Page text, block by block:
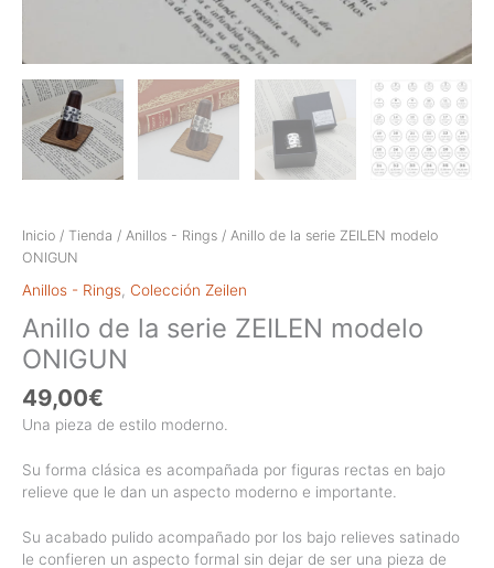
Inicio / Tienda / Anillos - Rings / Anillo de la serie ZEILEN modelo
ONIGUN
Anillos - Rings Colección Zeilen
Anillo de la serie ZEILEN modelo
ONIGUN
49,00€
Una pieza de estilo moderno.
Su forma clásica es acompañada por figuras rectas en bajo
relieve que le dan un aspecto moderno e importante.
Su acabado pulido acompañado por los bajo relieves satinado
le confieren un aspecto formal sin dejar de ser una pieza de